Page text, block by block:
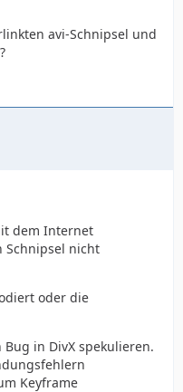
avi-Schnipsel und
dem Internet
Schnipsel nicht
oder die
in DivX spekulieren.
Keyframe